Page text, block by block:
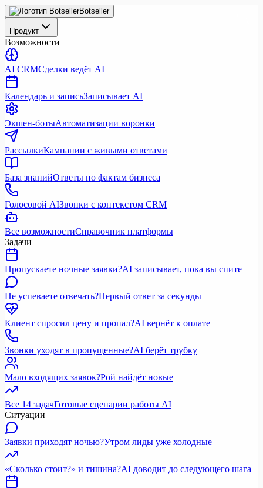
Botseller
Продукт
Возможности
AI CRMСделки ведёт AI
Календарь и записьЗаписывает AI
Экшен-ботыАвтоматизации воронки
РассылкиКампании с живыми ответами
База знанийОтветы по фактам бизнеса
Голосовой AIЗвонки с контекстом CRM
Все возможностиСправочник платформы
Задачи
Пропускаете ночные заявки?AI записывает, пока вы спите
Не успеваете отвечать?Первый ответ за секунды
Клиент спросил цену и пропал?AI вернёт к оплате
Звонки уходят в пропущенные?AI берёт трубку
Мало входящих заявок?Рой найдёт новые
Все 14 задачГотовые сценарии работы AI
Ситуации
Заявки приходят ночью?Утром лиды уже холодные
«Сколько стоит?» и тишина?AI доводит до следующего шага